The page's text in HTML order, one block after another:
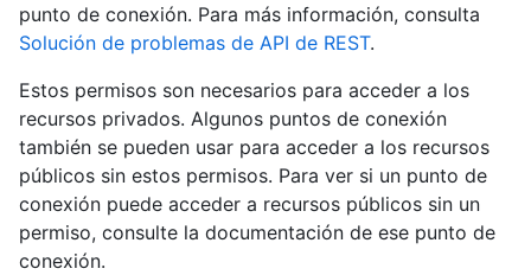
punto de conexión. Para más información, consulta
Solución de problemas de API de REST.
Estos permisos son necesarios para acceder a los
recursos privados. Algunos puntos de conexión
también se pueden usar para acceder a los recursos
públicos sin estos permisos. Para ver si un punto de
conexión puede acceder a recursos públicos sin un
permiso, consulte la documentación de ese punto de
conexión.